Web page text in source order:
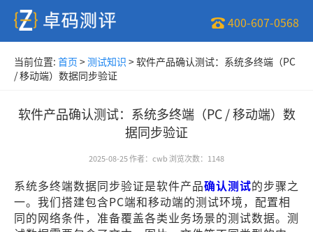
400-607-0568
当前位置: 首页 >测试知识 >软件产品确认测试：系统多终端（PC
/ 移动端）数据同步验证
软件产品确认测试：系统多终端（PC / 移动端）数
据同步验证
2025-08-25作者： cwb 浏览次数： 1148
系统多终端数据同步验证是软件产品确认测试的步骤之
一。我们搭建包含PC端和移动端的测试环境，配置相
同的网络条件，准备覆盖各类业务场景的测试数据。测